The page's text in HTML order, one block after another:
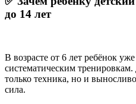
до 14 лет
В возрасте от 6 лет ребёнок
систематическим
только техника, но и
сила.